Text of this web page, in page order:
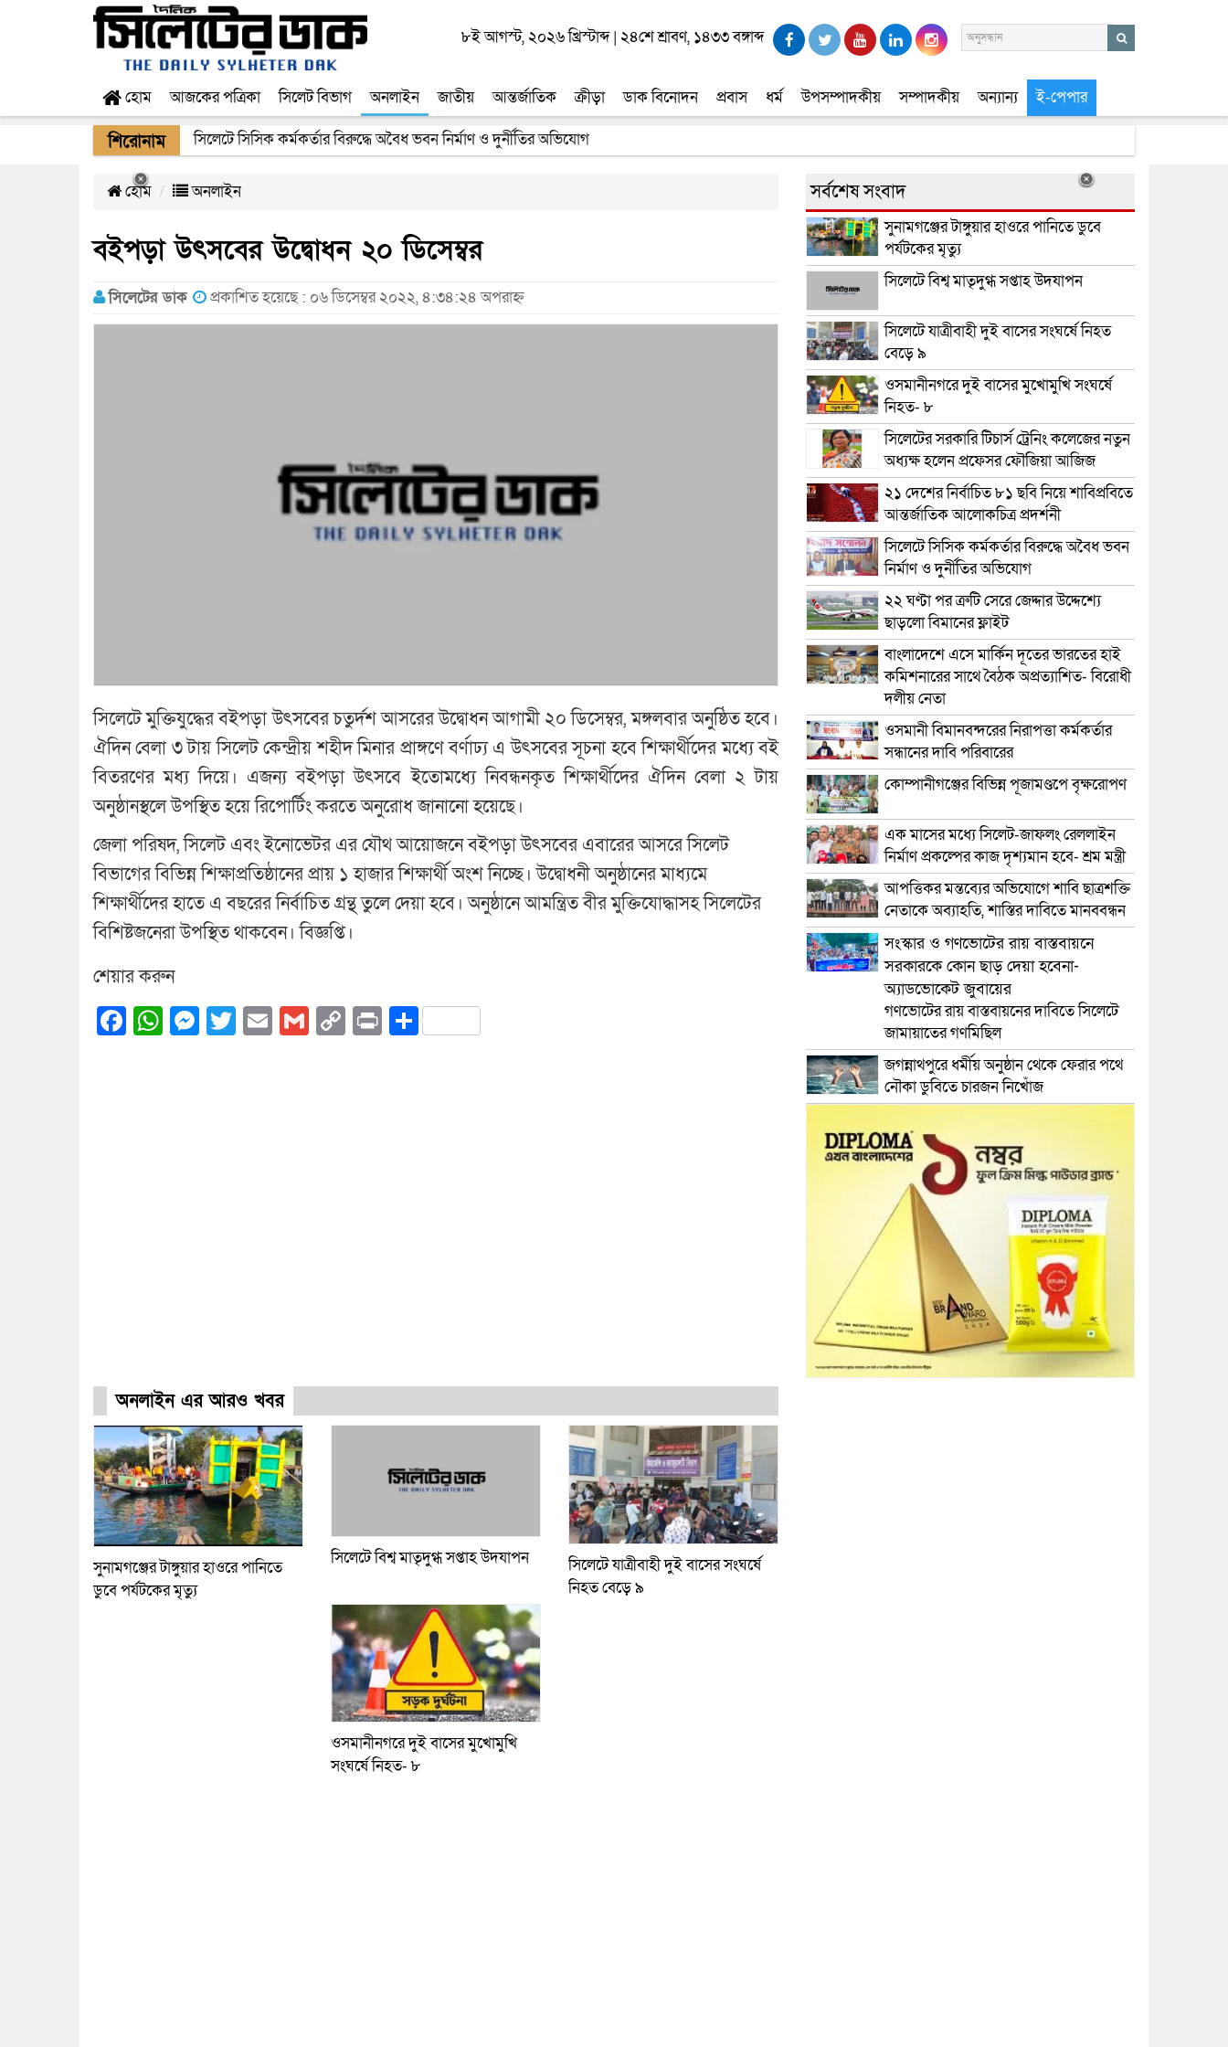
৮ই আগস্ট, ২০২৬ খ্রিস্টাব্দ| ২৪শে শ্রাবণ, ১৪৩৩ বঙ্গাব্দ
হোম আজকের পত্রিকা সিলেট বিভাগ অনলাইন জাতীয় আন্তর্জাতিক ক্রীড়া ডাক বিনোদন প্রবাস ধর্ম উপসম্পাদকীয় সম্পাদকীয় অন্যান্য ই-পেপার
শিরোনাম সিলেটে সিসিক কর্মকর্তার বিরুদ্ধে অবৈধ ভবন নির্মাণ ও দুর্নীতির অভিযোগ
হোম অনলাইন
বইপড়া উৎসবের উদ্বোধন ২০ ডিসেম্বর
সিলেটের ডাক প্রকাশিত হয়েছে : ০৬ ডিসেম্বর ২০২২, ৪:৩৪:২৪ অপরাহ্ন
সিলেটে মুক্তিযুদ্ধের বইপড়া উৎসবের চতুর্দশ আসরের উদ্বোধন আগামী ২০ ডিসেম্বর, মঙ্গলবার অনুষ্ঠিত হবে।
ঐদিন বেলা ৩ টায় সিলেট কেন্দ্রীয় শহীদ মিনার প্রাঙ্গণে বর্ণাঢ্য এ উৎসবের সূচনা হবে শিক্ষার্থীদের মধ্যে বই
বিতরণের মধ্য দিয়ে। এজন্য বইপড়া উৎসবে ইতোমধ্যে নিবন্ধনকৃত শিক্ষার্থীদের ঐদিন বেলা ২ টায়
অনুষ্ঠানস্থলে উপস্থিত হয়ে রিপোর্টিং করতে অনুরোধ জানানো হয়েছে।
জেলা পরিষদ, সিলেট এবং ইনোভেটর এর যৌথ আয়োজনে বইপড়া উৎসবের এবারের আসরে সিলেট
বিভাগের বিভিন্ন শিক্ষাপ্রতিষ্ঠানের প্রায় ১ হাজার শিক্ষার্থী অংশ নিচ্ছে। উদ্বোধনী অনুষ্ঠানের মাধ্যমে
শিক্ষার্থীদের হাতে এ বছরের নির্বাচিত গ্রন্থ তুলে দেয়া হবে। অনুষ্ঠানে আমন্ত্রিত বীর মুক্তিযোদ্ধাসহ সিলেটের
বিশিষ্টজনেরা উপস্থিত থাকবেন। বিজ্ঞপ্তি।
শেয়ার করুন
Facebook
WhatsApp
Messenger
Twitter
EmailGmailCopy
PrintShare
অনলাইন এর আরও খবর
সুনামগঞ্জের টাঙ্গুয়ার হাওরে পানিতে
ডুবে পর্যটকের মৃত্যু
সিলেটে বিশ্ব মাতৃদুগ্ধ সপ্তাহ উদযাপন
সিলেটে যাত্রীবাহী দুই বাসের সংঘর্ষে
নিহত বেড়ে ৯
ওসমানীনগরে দুই বাসের মুখোমুখি
সংঘর্ষে নিহত- ৮
সর্বশেষ সংবাদ
সুনামগঞ্জের টাঙ্গুয়ার হাওরে পানিতে ডুবে
পর্যটকের মৃত্যু
সিলেটে বিশ্ব মাতৃদুগ্ধ সপ্তাহ উদযাপন
সিলেটে যাত্রীবাহী দুই বাসের সংঘর্ষে নিহত
বেড়ে ৯
ওসমানীনগরে দুই বাসের মুখোমুখি সংঘর্ষে
নিহত- ৮
সিলেটের সরকারি টিচার্স ট্রেনিং কলেজের নতুন
অধ্যক্ষ হলেন প্রফেসর ফৌজিয়া আজিজ
২১ দেশের নির্বাচিত ৮১ ছবি নিয়ে শাবিপ্রবিতে
আন্তর্জাতিক আলোকচিত্র প্রদর্শনী
সিলেটে সিসিক কর্মকর্তার বিরুদ্ধে অবৈধ ভবন
নির্মাণ ও দুর্নীতির অভিযোগ
২২ ঘণ্টা পর ত্রুটি সেরে জেদ্দার উদ্দেশ্যে
ছাড়লো বিমানের ফ্লাইট
বাংলাদেশে এসে মার্কিন দূতের ভারতের হাই
কমিশনারের সাথে বৈঠক অপ্রত্যাশিত- বিরোধী
দলীয় নেতা
ওসমানী বিমানবন্দরের নিরাপত্তা কর্মকর্তার
সন্ধানের দাবি পরিবারের
কোম্পানীগঞ্জের বিভিন্ন পূজামণ্ডপে বৃক্ষরোপণ
এক মাসের মধ্যে সিলেট-জাফলং রেললাইন
নির্মাণ প্রকল্পের কাজ দৃশ্যমান হবে- শ্রম মন্ত্রী
আপত্তিকর মন্তব্যের অভিযোগে শাবি ছাত্রশক্তি
নেতাকে অব্যাহতি, শাস্তির দাবিতে মানববন্ধন
সংস্কার ও গণভোটের রায় বাস্তবায়নে
সরকারকে কোন ছাড় দেয়া হবেনা-
অ্যাডভোকেট জুবায়ের
গণভোটের রায় বাস্তবায়নের দাবিতে সিলেটে
জামায়াতের গণমিছিল
জগন্নাথপুরে ধর্মীয় অনুষ্ঠান থেকে ফেরার পথে
নৌকা ডুবিতে চারজন নিখোঁজ